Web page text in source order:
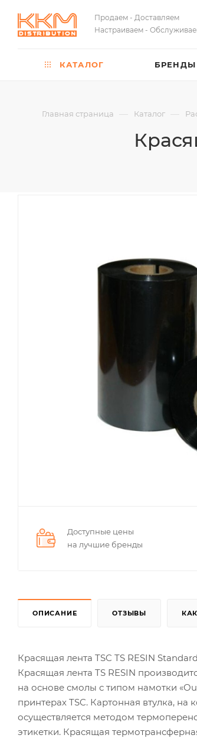
Продаем - Доставляем
Настраиваем -
КАТАЛОГ БРЕНДЫ
Главная страница — Каталог —
Доступные цены
на лучшие бренды
ОПИСАНИЕ ОТЗЫВЫ
Красящая лента TSC TS RESIN
Красящая лента TS RESIN
на основе смолы с типом намотки
принтерах TSC. Картонная втулка,
осуществляется методом
этикетки. Красящая